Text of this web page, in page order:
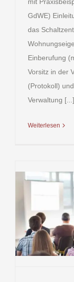
mit
GdWE)
das
Einberufung
Vorsitz in der
(Protokoll)
Verwaltung [...]
Weiterlesen